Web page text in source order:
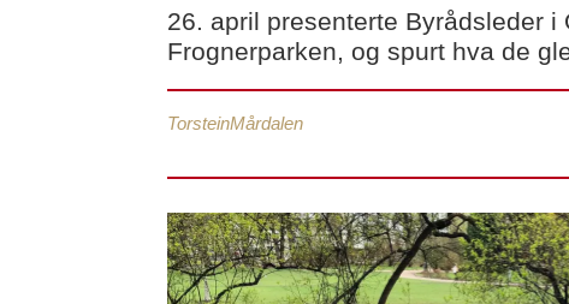
26. april presenterte Byrådsleder
Frognerparken, og spurt hva de
TorsteinMårdalen